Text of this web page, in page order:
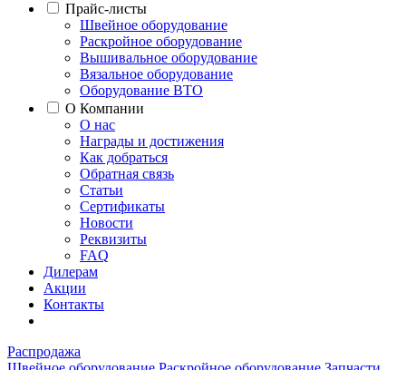
Прайс-листы
Швейное оборудование
Раскройное оборудование
Вышивальное оборудование
Вязальное оборудование
Оборудование ВТО
О Компании
О нас
Награды и достижения
Как добраться
Обратная связь
Статьи
Сертификаты
Новости
Реквизиты
FAQ
Дилерам
Акции
Контакты
Распродажа